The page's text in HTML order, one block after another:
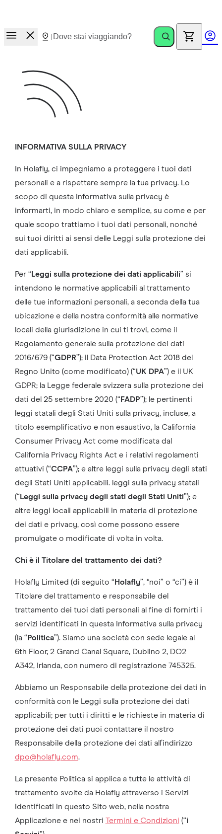
Invita amici. Guadagna fino a €100
INFORMATIVA SULLA PRIVACY
In Holafly, ci impegniamo a proteggere i tuoi dati
personali e a rispettare sempre la tua privacy. Lo
scopo di questa Informativa sulla privacy è
informarti, in modo chiaro e semplice, su come e per
quale scopo trattiamo i tuoi dati personali, nonché
sui tuoi diritti ai sensi delle Leggi sulla protezione dei
dati applicabili.
Per “ Leggi sulla protezione dei dati applicabili” si
intendono le normative applicabili al trattamento
delle tue informazioni personali, a seconda della tua
ubicazione e della nostra conformità alle normative
locali della giurisdizione in cui ti trovi, come il
Regolamento generale sulla protezione dei dati
2016/679 (“GDPR”); il Data Protection Act 2018 del
Regno Unito (come modificato) (“UK DPA”) e il UK
GDPR; la Legge federale svizzera sulla protezione dei
dati del 25 settembre 2020 (“ FADP”); le pertinenti
leggi statali degli Stati Uniti sulla privacy, incluse, a
titolo esemplificativo e non esaustivo, la California
Consumer Privacy Act come modificata dal
California Privacy Rights Act e i relativi regolamenti
attuativi (“CCPA”); e altre leggi sulla privacy degli stati
degli Stati Uniti applicabili. leggi sulla privacy statali
(“ Leggi sulla privacy degli stati degli Stati Uniti”); e
altre leggi locali applicabili in materia di protezione
dei dati e privacy, così come possono essere
promulgate o modificate di volta in volta.
Chi è il Titolare del trattamento dei dati?
Holafly Limited (di seguito “ Holafly”, “noi” o “ci”) è il
Titolare del trattamento e responsabile del
trattamento dei tuoi dati personali al fine di fornirti i
servizi identificati in questa Informativa sulla privacy
(la “ Politica”). Siamo una società con sede legale al
6th Floor, 2 Grand Canal Square, Dublino 2, DO2
A342, Irlanda, con numero di registrazione 745325.
Abbiamo un Responsabile della protezione dei dati in
conformità con le Leggi sulla protezione dei dati
applicabili; per tutti i diritti e le richieste in materia di
protezione dei dati puoi contattare il nostro
Responsabile della protezione dei dati all’indirizzo
dpo@holafly.com.
La presente Politica si applica a tutte le attività di
trattamento svolte da Holafly attraverso i Servizi
identificati in questo Sito web, nella nostra
Applicazione e nei nostri Termini e Condizioni (“i